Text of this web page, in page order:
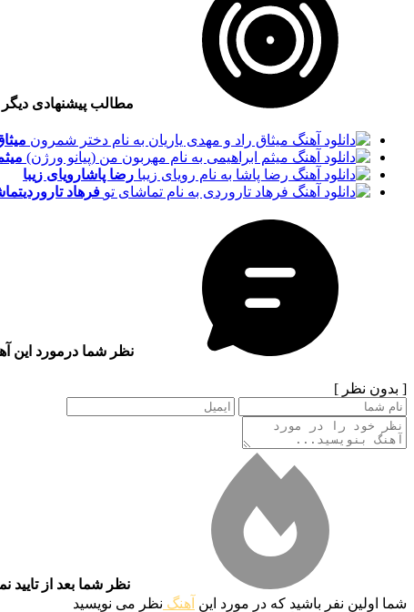
مطالب پیشنهادی
رضا پاشارویای زیبا
فرهاد تاروردی
نظر شما درمورد این
[ بدون نظر ]
نظر شما بعد از تایید
شما اولین نفر باشید که در مورد این آهنگ نظر می نویسید